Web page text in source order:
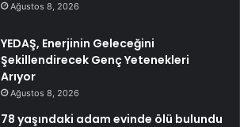
Ağustos 8, 2026
YEDAŞ, Enerjinin Geleceğini
Şekillendirecek Genç Yetenekleri
Arıyor
Ağustos 8, 2026
78 yaşındaki adam evinde ölü bulundu